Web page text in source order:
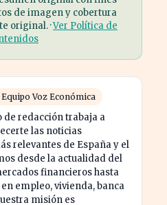
de imagen y cobertura
original. ·Ver Política de
Equipo Voz Económica
de redacción trabaja a
las noticias
relevantes de España y el
desde la actualidad del
financieros hasta
empleo, vivienda, banca
misión es